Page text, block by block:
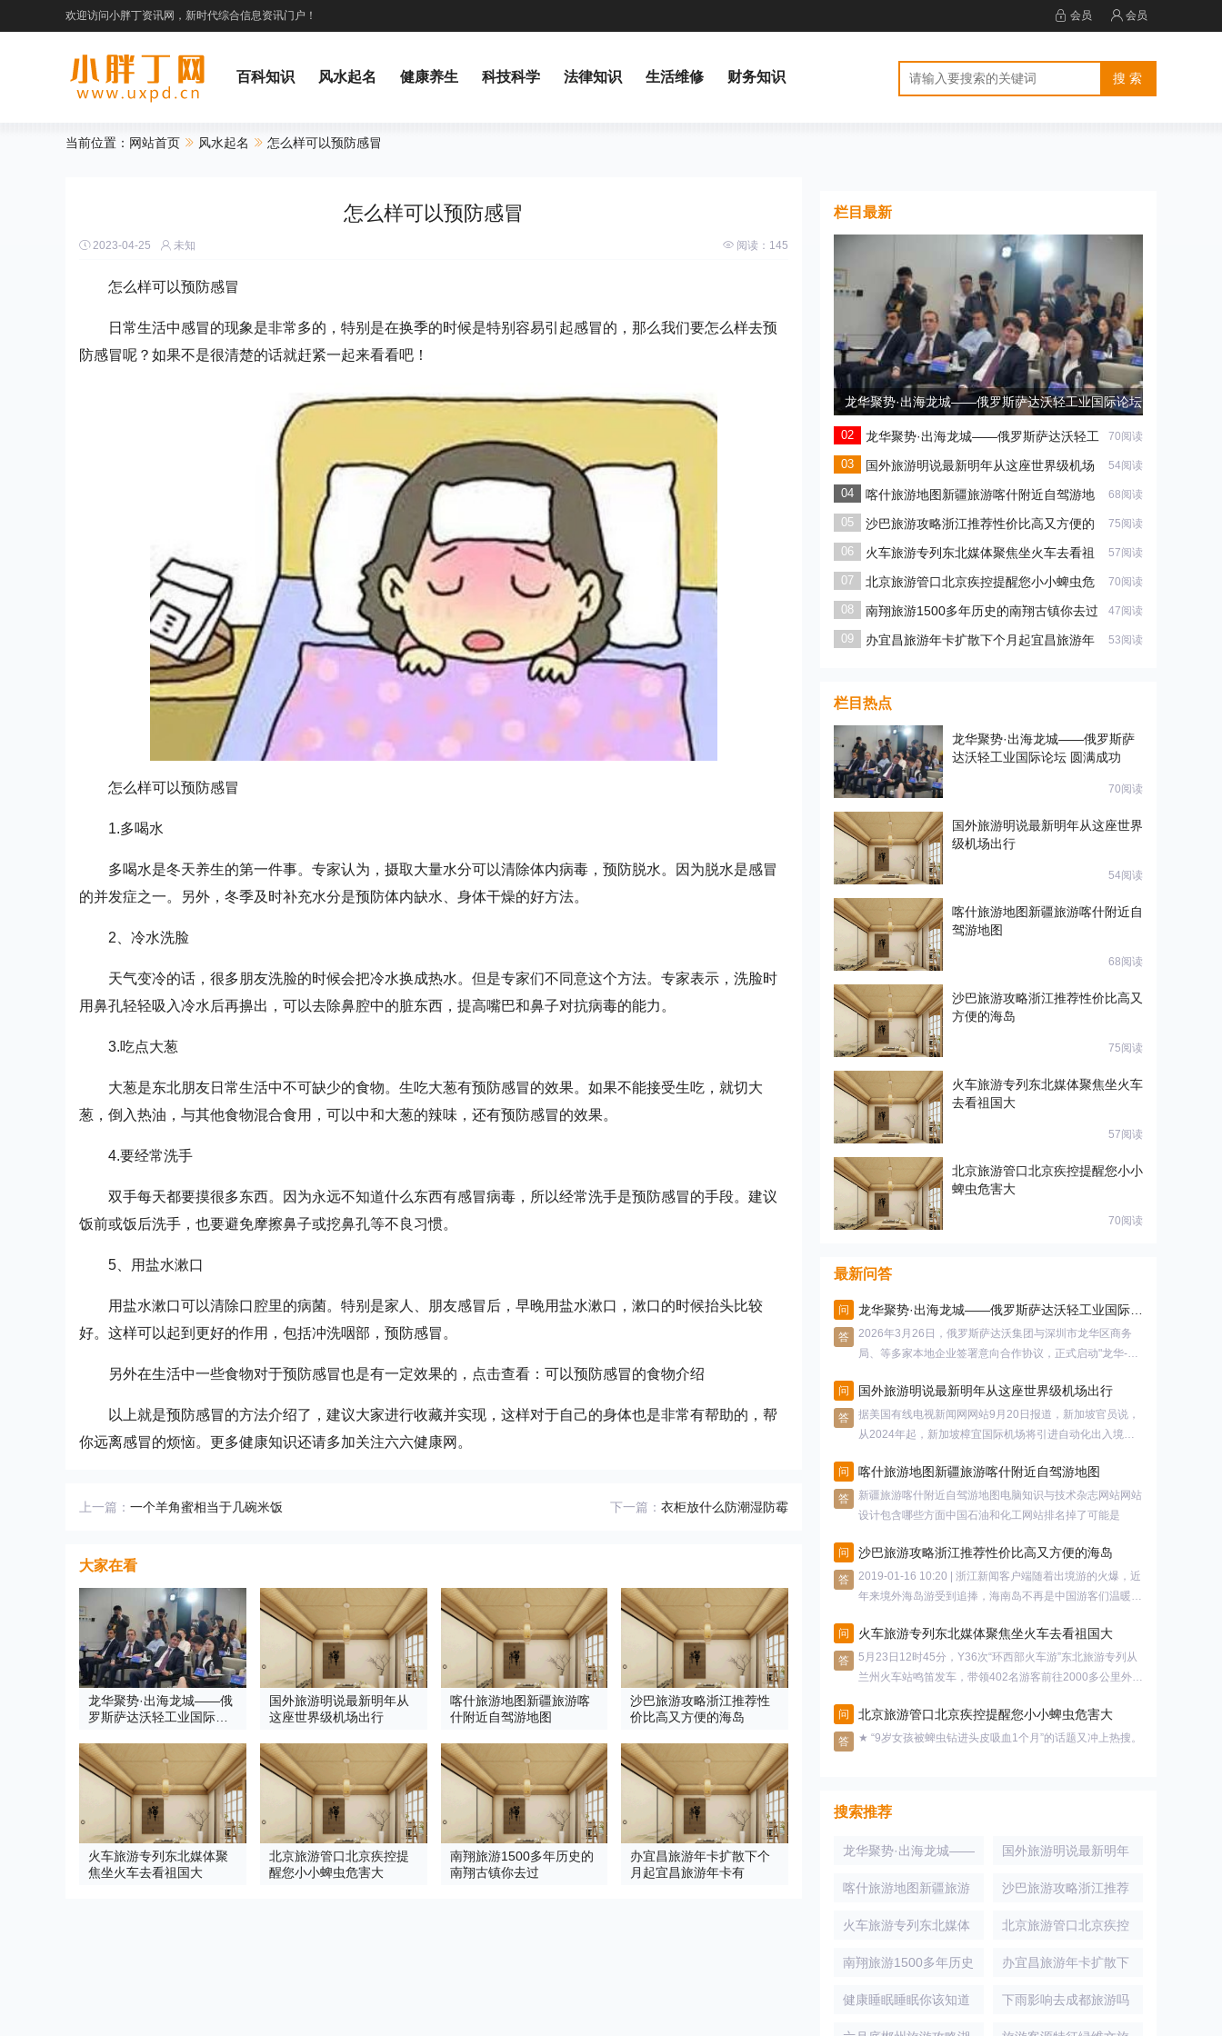
欢迎访问小胖丁资讯网，新时代综合信息资讯门户！ 会员 会员
百科知识 风水起名 健康养生 科技科学 法律知识 生活维修 财务知识
当前位置： 网站首页 风水起名 怎么样可以预防感冒
怎么样可以预防感冒
2023-04-25 未知 阅读： 145
怎么样可以预防感冒
日常生活中感冒的现象是非常多的，特别是在换季的时候是特别容易引起感冒的，那么我们要怎么样去预
防感冒呢？如果不是很清楚的话就赶紧一起来看看吧！
怎么样可以预防感冒
1.多喝水
多喝水是冬天养生的第一件事。专家认为，摄取大量水分可以清除体内病毒，预防脱水。因为脱水是感冒
的并发症之一。另外，冬季及时补充水分是预防体内缺水、身体干燥的好方法。
2、冷水洗脸
天气变冷的话，很多朋友洗脸的时候会把冷水换成热水。但是专家们不同意这个方法。专家表示，洗脸时
用鼻孔轻轻吸入冷水后再擤出，可以去除鼻腔中的脏东西，提高嘴巴和鼻子对抗病毒的能力。
3.吃点大葱
大葱是东北朋友日常生活中不可缺少的食物。生吃大葱有预防感冒的效果。如果不能接受生吃，就切大
葱，倒入热油，与其他食物混合食用，可以中和大葱的辣味，还有预防感冒的效果。
4.要经常洗手
双手每天都要摸很多东西。因为永远不知道什么东西有感冒病毒，所以经常洗手是预防感冒的手段。建议
饭前或饭后洗手，也要避免摩擦鼻子或挖鼻孔等不良习惯。
5、用盐水漱口
用盐水漱口可以清除口腔里的病菌。特别是家人、朋友感冒后，早晚用盐水漱口，漱口的时候抬头比较
好。这样可以起到更好的作用，包括冲洗咽部，预防感冒。
另外在生活中一些食物对于预防感冒也是有一定效果的，点击查看：可以预防感冒的食物介绍
以上就是预防感冒的方法介绍了，建议大家进行收藏并实现，这样对于自己的身体也是非常有帮助的，帮
你远离感冒的烦恼。更多健康知识还请多加关注六六健康网。
上一篇： 一个羊角蜜相当于几碗米饭 下一篇： 衣柜放什么防潮湿防霉
大家在看
龙华聚势·出海龙城——俄
罗斯萨达沃轻工业国际论
国外旅游明说最新明年从
这座世界级机场出行
喀什旅游地图新疆旅游喀
什附近自驾游地图
沙巴旅游攻略浙江推荐性
价比高又方便的海岛
火车旅游专列东北媒体聚
焦坐火车去看祖国大
北京旅游管口北京疾控提
醒您小小蜱虫危害大
南翔旅游1500多年历史的
南翔古镇你去过
办宜昌旅游年卡扩散下个
月起宜昌旅游年卡有
栏目最新
龙华聚势·出海龙城——俄罗斯萨达沃轻工业国际论坛
圆满成功
70阅读
龙华聚势·出海龙城——俄罗斯萨达沃轻工
业国际论坛 圆满成功
54阅读
国外旅游明说最新明年从这座世界级机场
出行
68阅读
喀什旅游地图新疆旅游喀什附近自驾游地
图
75阅读
沙巴旅游攻略浙江推荐性价比高又方便的
海岛
57阅读
火车旅游专列东北媒体聚焦坐火车去看祖
国大
70阅读
北京旅游管口北京疾控提醒您小小蜱虫危
害大
47阅读
南翔旅游1500多年历史的南翔古镇你去过
53阅读
办宜昌旅游年卡扩散下个月起宜昌旅游年
栏目热点
龙华聚势·出海龙城——俄罗斯萨
达沃轻工业国际论坛 圆满成功
70阅读
国外旅游明说最新明年从这座世界
级机场出行
54阅读
喀什旅游地图新疆旅游喀什附近自
驾游地图
68阅读
沙巴旅游攻略浙江推荐性价比高又
方便的海岛
75阅读
火车旅游专列东北媒体聚焦坐火车
去看祖国大
57阅读
北京旅游管口北京疾控提醒您小小
蜱虫危害大
70阅读
最新问答
问 龙华聚势·出海龙城——俄罗斯萨达沃轻工业国际论坛 圆满成功
答
2026年3月26日，俄罗斯萨达沃集团与深圳市龙华区商务
局、等多家本地企业签署意向合作协议，正式启动"龙华-萨
问
国外旅游明说最新明年从这座世界级机场出行
答
据美国有线电视新闻网网站9月20日报道，新加坡官员说，
从2024年起，新加坡樟宜国际机场将引进自动化出入境检
问
喀什旅游地图新疆旅游喀什附近自驾游地图
答
新疆旅游喀什附近自驾游地图电脑知识与技术杂志网站网站
设计包含哪些方面中国石油和化工网站排名掉了可能是
问 沙巴旅游攻略浙江推荐性价比高又方便的海岛
答
2019-01-16 10:20 | 浙江新闻客户端随着出境游的火爆，近
年来境外海岛游受到追捧，海南岛不再是中国游客们温暖过
问
火车旅游专列东北媒体聚焦坐火车去看祖国大
答
5月23日12时45分，Y36次“环西部火车游”东北旅游专列从
兰州火车站鸣笛发车，带领402名游客前往2000多公里外的
问
北京旅游管口北京疾控提醒您小小蜱虫危害大
答 ★ “9岁女孩被蜱虫钻进头皮吸血1个月”的话题又冲上热搜。
搜索推荐
龙华聚势·出海龙城——
俄罗斯萨达沃轻工业国
国外旅游明说最新明年
从这座世界级机场出行
喀什旅游地图新疆旅游
喀什附近自驾游地图
沙巴旅游攻略浙江推荐
性价比高又方便的海岛
火车旅游专列东北媒体
聚焦坐火车去看祖国大
北京旅游管口北京疾控
提醒您小小蜱虫危害大
南翔旅游1500多年历史
的南翔古镇你去过
办宜昌旅游年卡扩散下
个月起宜昌旅游年卡有
健康睡眠睡眠你该知道
的十件事
下雨影响去成都旅游吗
注意今日四川多地有大